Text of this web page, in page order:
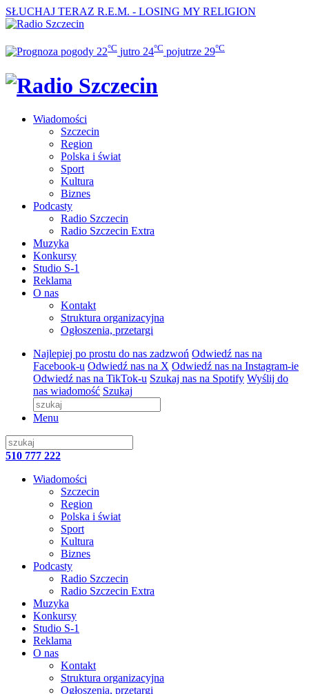
SŁUCHAJ TERAZ R.E.M. - LOSING MY RELIGION
22°C jutro 24°C pojutrze 29°C
Wiadomości
Szczecin
Region
Polska i świat
Sport
Kultura
Biznes
Podcasty
Radio Szczecin
Radio Szczecin Extra
Muzyka
Konkursy
Studio S-1
Reklama
O nas
Kontakt
Struktura organizacyjna
Ogłoszenia, przetargi
Najlepiej po prostu do nas zadzwoń Odwiedź nas na
Facebook-u Odwiedź nas na X Odwiedź nas na Instagram-ie
Odwiedź nas na TikTok-u Szukaj nas na Spotify Wyślij do
nas wiadomość Szukaj
Menu
510 777 222
Wiadomości
Szczecin
Region
Polska i świat
Sport
Kultura
Biznes
Podcasty
Radio Szczecin
Radio Szczecin Extra
Muzyka
Konkursy
Studio S-1
Reklama
O nas
Kontakt
Struktura organizacyjna
Ogłoszenia, przetargi